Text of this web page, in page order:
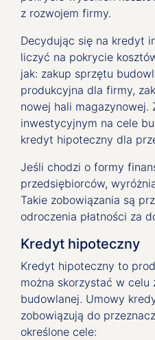
z rozwojem firmy.
Decydując się na kredyt
liczyć na pokrycie
jak: zakup sprzętu
produkcyjna dla firmy,
nowej hali magazynowej.
inwestycyjnym na cele
kredyt hipoteczny dla
Jeśli chodzi o formy
przedsiębiorców,
Takie zobowiązania są
odroczenia płatności za
Kredyt hipoteczny
Kredyt hipoteczny to
można skorzystać w
budowlanej. Umowy
zobowiązują do
określone cele: